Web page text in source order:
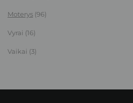
Moterys (96)
Vyrai (16)
Vaikai (3)